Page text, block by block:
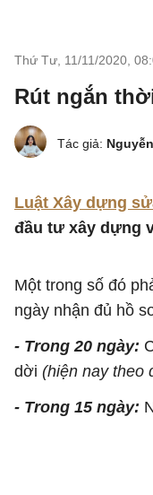
Thứ Tư, 11/11/2020
Rút ngắn
Tác giả:
Luật Xây dựng
đầu tư xây dựng
Một trong số đó
ngày nhận đủ hồ
- Trong 20 ngày:
dời (hiện nay theo
- Trong 15 ngày: